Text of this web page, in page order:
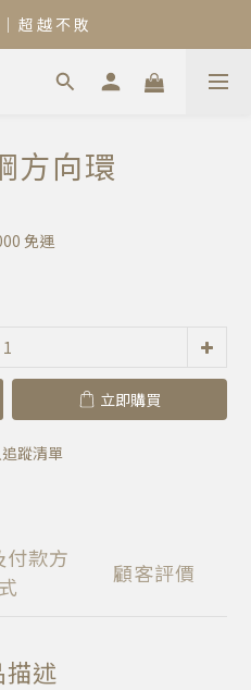
超 越 不 敗
方向環
免運
立即購買
蹤清單
付款方
式
顧客評價
描述